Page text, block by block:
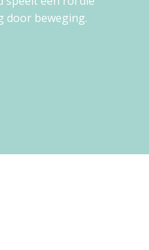
door beweging.